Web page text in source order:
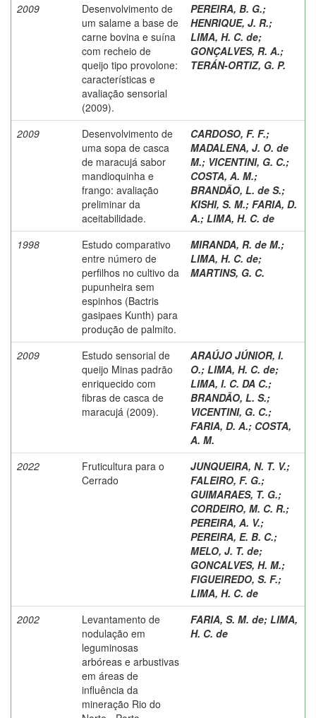
2009
Desenvolvimento de
um salame a base de
carne bovina e suína
com recheio de
queijo tipo provolone:
características e
avaliação sensorial
(2009).
PEREIRA, B. G.;
HENRIQUE, J. R.;
LIMA, H. C. de;
GONÇALVES, R. A.;
TERÁN-ORTIZ, G. P.
2009
Desenvolvimento de
uma sopa de casca
de maracujá sabor
mandioquinha e
frango: avaliação
preliminar da
aceitabilidade.
CARDOSO, F. F.;
MADALENA, J. O. de
M.; VICENTINI, G. C.;
COSTA, A. M.;
BRANDÃO, L. de S.;
KISHI, S. M.; FARIA, D.
A.; LIMA, H. C. de
1998
Estudo comparativo
entre número de
perfilhos no cultivo da
pupunheira sem
espinhos (Bactris
gasipaes Kunth) para
produção de palmito.
MIRANDA, R. de M.;
LIMA, H. C. de;
MARTINS, G. C.
2009
Estudo sensorial de
queijo Minas padrão
enriquecido com
fibras de casca de
maracujá (2009).
ARAÚJO JÚNIOR, I.
O.; LIMA, H. C. de;
LIMA, I. C. DA C.;
BRANDÃO, L. S.;
VICENTINI, G. C.;
FARIA, D. A.; COSTA,
A. M.
2022
Fruticultura para o
Cerrado
JUNQUEIRA, N. T. V.;
FALEIRO, F. G.;
GUIMARAES, T. G.;
CORDEIRO, M. C. R.;
PEREIRA, A. V.;
PEREIRA, E. B. C.;
MELO, J. T. de;
GONCALVES, H. M.;
FIGUEIREDO, S. F.;
LIMA, H. C. de
2002
Levantamento de
nodulação em
leguminosas
arbóreas e arbustivas
em áreas de
influência da
mineração Rio do
FARIA, S. M. de; LIMA,
H. C. de